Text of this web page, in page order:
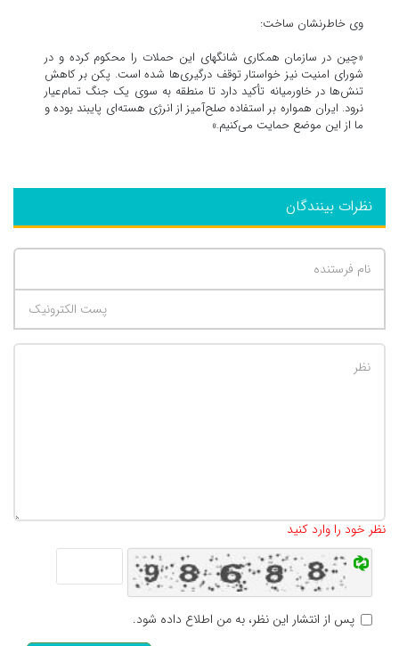
وی خاطرنشان ساخت:
«چین در سازمان همکاری شانگهای این حملات را محکوم کرده و در
شورای امنیت نیز خواستار توقف درگیری‌ها شده است. پکن بر کاهش
تنش‌ها در خاورمیانه تأکید دارد تا منطقه به سوی یک جنگ تمام‌عیار
نرود. ایران همواره بر استفاده صلح‌آمیز از انرژی هسته‌ای پایبند بوده و
ما از این موضع حمایت می‌کنیم.»
نظرات بینندگان
نظر خود را وارد کنید
پس از انتشار این نظر، به من اطلاع داده شود.